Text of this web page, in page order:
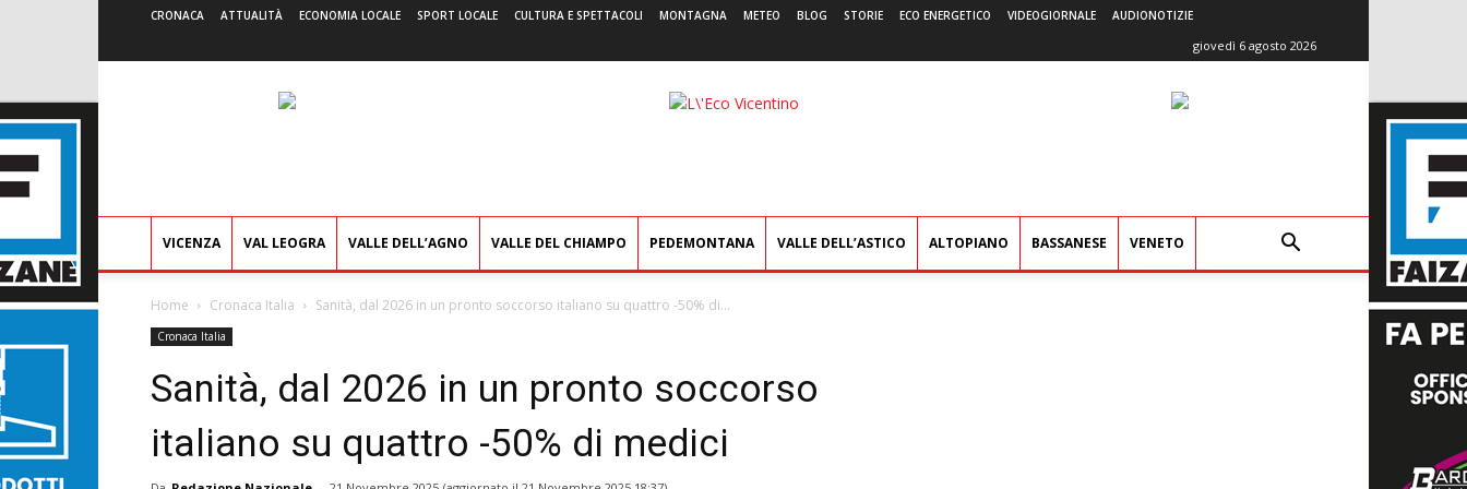
CRONACA ATTUALITÀ ECONOMIA LOCALE SPORT LOCALE CULTURA E SPETTACOLI MONTAGNA METEO BLOG STORIE ECO ENERGETICO VIDEOGIORNALE AUDIONOTIZIE
giovedì 6 agosto 2026
L'Eco
VICENZA VAL LEOGRA VALLE DELL’AGNO VALLE DEL CHIAMPO PEDEMONTANA VALLE DELL’ASTICO ALTOPIANO BASSANESE VENETO
Home Cronaca Italia Sanità, dal 2026 in un pronto soccorso italiano su quattro -50% di...
Cronaca Italia
Sanità, dal 2026 in un pronto soccorso
italiano su quattro -50% di medici